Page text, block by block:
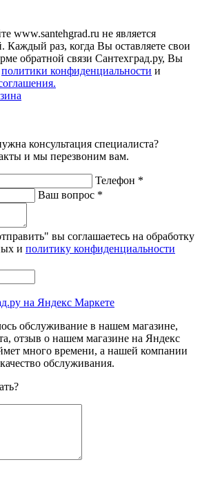
www.santehgrad.ru не является
Каждый раз, когда Вы оставляете свои
обратной связи Сантехград.ру, Вы
политики конфиденциальности и
консультация специалиста?
и мы перезвоним вам.
Телефон *
Ваш вопрос *
вы соглашаетесь на обработку
и политику конфиденциальности
на Яндекс Маркете
обслуживание в нашем магазине,
отзыв о нашем магазине на Яндекс
много времени, а нашей компании
обслуживания.